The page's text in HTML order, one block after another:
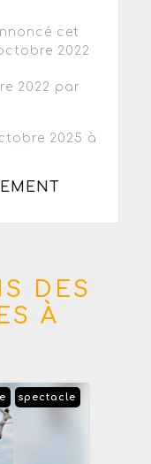
cet
2022
2022 par
2025 à
DES
À
spectacle